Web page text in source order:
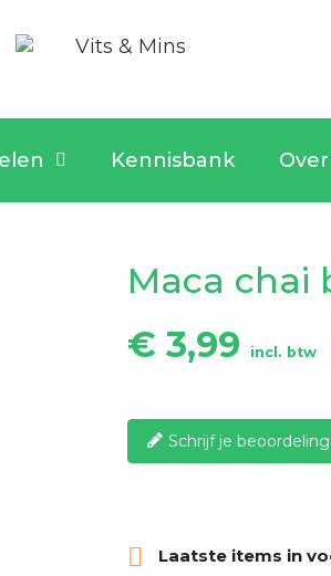
Kennisbank
Maca chai
€ 3,99
incl. btw
Schrijf je beoordeling
 Laatste items in